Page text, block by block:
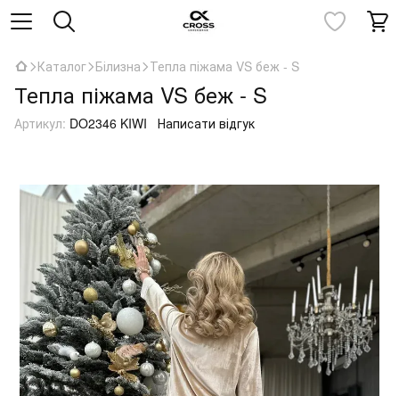
Каталог Білизна Тепла піжама VS беж - S
Тепла піжама VS беж - S
Артикул: DO2346 KIWI Написати відгук